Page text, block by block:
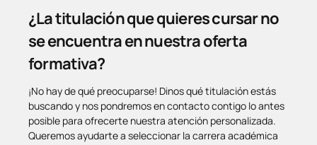
¿La titulación que quieres cursar no
se encuentra en nuestra oferta
formativa?
¡No hay de qué preocuparse! Dinos qué titulación estás
buscando y nos pondremos en contacto contigo lo antes
posible para ofrecerte nuestra atención personalizada.
Queremos ayudarte a seleccionar la carrera académica